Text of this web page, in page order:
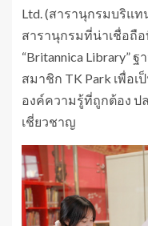
Ltd. (สารานุกรมบริแท
สารานุกรมที่น่าเชื่อถื
“Britannica Library”
สมาชิก TK Park เพื่อเ
องค์ความรู้ที่ถูกต้อง ป
เชี่ยวชาญ